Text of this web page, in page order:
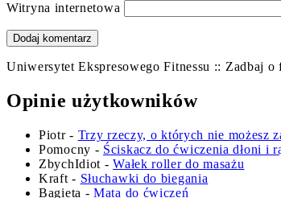
Witryna internetowa
Uniwersytet Ekspresowego Fitnessu :: Zadbaj o
Opinie użytkowników
Piotr- Trzy rzeczy, o których nie możesz
Pomocny - Ściskacz do ćwiczenia dłoni i
ZbychIdiot -Wałek roller do masażu
Kraft - Słuchawki do biegania
Bagieta -Mata do ćwiczeń